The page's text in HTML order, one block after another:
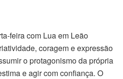
feira com Lua em Leão
coragem e expressão
o protagonismo da própria
e agir com confiança. O